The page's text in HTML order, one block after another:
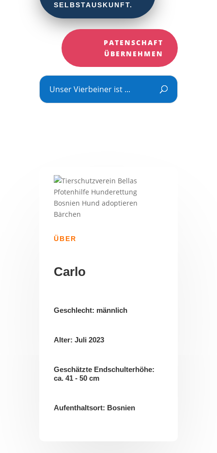
SELBSTAUSKUNFT.
PATENSCHAFT
ÜBERNEHMEN
Unser Vierbeiner ist ...
ÜBER
Carlo
Geschlecht: männlich
Alter: Juli 2023
Geschätzte Endschulterhöhe:
ca. 41 - 50 cm
Aufenthaltsort: Bosnien